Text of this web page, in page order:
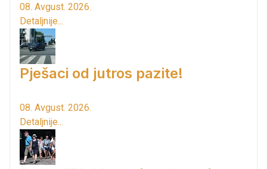
08. Avgust. 2026.
Detaljnije...
Pješaci od jutros pazite!
08. Avgust. 2026.
Detaljnije...